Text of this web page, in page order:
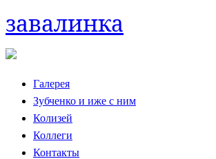
Skip
content
завалинка
Галерея
Зубченко и иже с ним
Колизей
Коллеги
Контакты